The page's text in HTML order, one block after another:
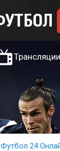
Трансляции
Футбол 24